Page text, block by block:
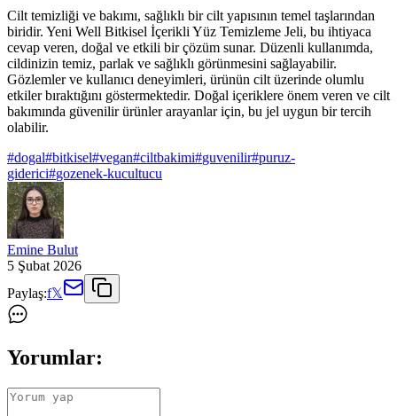
Cilt temizliği ve bakımı, sağlıklı bir cilt yapısının temel taşlarından
biridir. Yeni Well Bitkisel İçerikli Yüz Temizleme Jeli, bu ihtiyaca
cevap veren, doğal ve etkili bir çözüm sunar. Düzenli kullanımda,
cildinizin temiz, parlak ve sağlıklı görünmesini sağlayabilir.
Gözlemler ve kullanıcı deneyimleri, ürünün cilt üzerinde olumlu
etkiler bıraktığını göstermektedir. Doğal içeriklere önem veren ve cilt
bakımında güvenilir ürünler arayanlar için, bu jel uygun bir tercih
olabilir.
#dogal#bitkisel#vegan#ciltbakimi#guvenilir#puruz-
giderici#gozenek-kucultucu
Emine Bulut
5 Şubat 2026
Paylaş:f𝕏
Yorumlar: